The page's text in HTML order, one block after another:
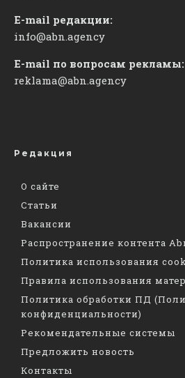
E-mail редакции:
info@abn.agency
E-mail по вопросам рекламы:
reklama@abn.agency
Редакция
О сайте
Статьи
Вакансии
Распространение контента
Политика использования
Правила использования
Политика обработки ПД
конфиденциальности)
Рекомендательные системы
Предложить новость
Контакты